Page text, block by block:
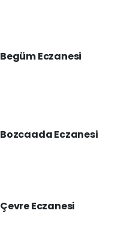
Begüm Eczanesi
Bozcaada Eczanesi
Çevre Eczanesi